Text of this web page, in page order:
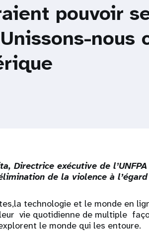
pouvoir
nous
Directrice exécutive de
de la violence à
technologie et le monde en
vie quotidienne de multiple
le monde qui les entoure.